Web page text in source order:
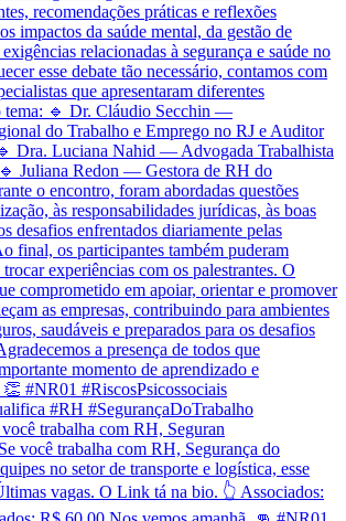
trabalha com RH, Seguran